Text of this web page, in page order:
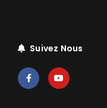
Suivez Nous